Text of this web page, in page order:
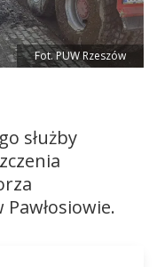
Fot. PUW Rzeszów
służby